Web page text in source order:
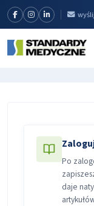
Po
daje